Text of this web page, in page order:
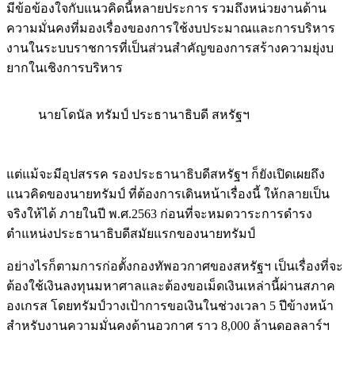
มีข้อข้องใจกับแนวคิดนี้หลายประการ รวมถึงหน่วยงานด้าน
ความมั่นคงที่มองเรื่องของการใช้งบประมาณและการบริหาร
งานในระบบราชการที่เป็นส่วนสำคัญของการสร้างความยุ่งบ
ยากในเชิงการบริหาร
นายโดนัล ทรัมป์ ประธานาธิบดี สหรัฐฯ
แต่แม้จะมีอุปสรรค รองประธานาธิบดีสหรัฐฯ ก็ยังเปิดเผยถึง
แนวคิดของนายทรัมป์ ที่ต้องการเดินหน้าเรื่องนี้ ให้กลายเป็น
จริงให้ได้ ภายในปี พ.ศ.2563 ก่อนที่จะหมดวาระการดำรง
ตำแหน่งประธานาธิบดีสมัยแรกของนายทรัมป์
อย่างไรก็ตามการก่อตั้งกองทัพอวกาศของสหรัฐฯ เป็นเรื่องที่จะ
ต้องใช้เงินลงทุนมหาศาลและต้องขอเม็ดเงินเหล่านี้ผ่านสภาค
องเกรส โดยทรัมป์วางเป้าการขอเงินในช่วงเวลา 5 ปีข้างหน้า
สำหรับงานความมั่นคงด้านอวกาศ ราว 8,000 ล้านดอลลาร์ฯ